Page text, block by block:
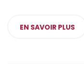
EN SAVOIR PLUS